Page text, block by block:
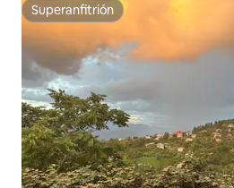
Superanfitrión
Superanfitrión